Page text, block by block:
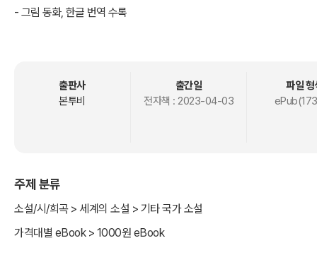
- 그림 동화, 한글 번역 수록
제목은 '그림 형제에 의해 수집된 아이들과 가정의 민화'출판을 거듭하
면서 새로운 이야기가 추가 되면서 어린이에게 적합하지 않은 성적인
도 널리 읽히고 있다.
<그림 동화> 초판본은 잔혹성과 선정적인 묘사가 자주 등장한다.
비단, 독일 뿐만이 나니라 유럽의 여러나라 그리고 우리나라의 옛 민담
출판사
본투비
출간일
전자책 : 2023-04-03
파일 형
주제 분류
소설/시/희곡 > 세계의 소설 > 기타 국가 소설
가격대별 eBook > 1000원 eBook